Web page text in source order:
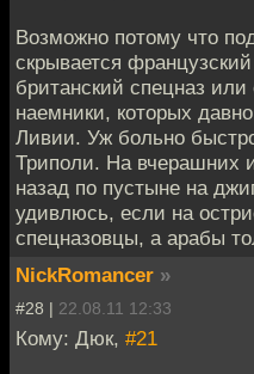
Возможно потому что
скрывается
британский спецназ
наемники, которых
Ливии. Уж больно
Триполи. На вчерашних
назад по пустыне на
удивлюсь, если на
спецназовцы, а арабы
NickRomancer »
#28 | 22.08.11 12:33
Кому: Дюк, #21